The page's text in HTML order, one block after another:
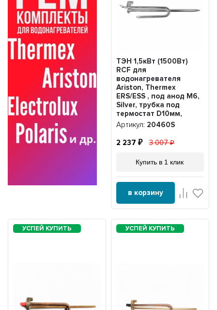
ТЭН 1,5кВт (1500Вт)
RCF для
водонагревателя
Ariston, Thermex
ERS/ESS , под анод М6,
Silver, трубка под
термостат D10мм,
20460S
Артикул: 20460S
2 237 3 007
Купить в 1 клик
в корзину